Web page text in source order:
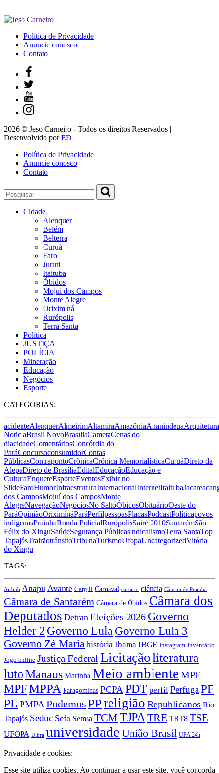
Política de Privacidade
Anuncie conosco
Contato
2026 © Jeso Carneiro - Todos os direitos Reservados |
Desenvolvido porED
Política de Privacidade
Anuncie conosco
Contato
Cidade
Alenquer
Belém
Belterra
Curuá
Faro
Juruti
Itaituba
Óbidos
Mojuí dos Campos
Monte Alegre
Oriximiná
Rurópolis
Terra Santa
Política
JUSTIÇA
POLÍCIA
Mineração
Educação
Negócios
Esporte
CATEGORIAS:
acidenteAlenquerAlmeirimAltamiraAmazôniaAnanindeuaArquitetura
NotíciaBrasil NovoBrasíliaCametáCenas do
diacidadeComentáriosConcórdia do
ParáConcursoconsumidorContas
PúblicasContrapontoCrônicaCrônica MemorialísticaCuruáDireto da
AlepaDireto de BrasíliaEditalEducaçãoEducação e
CulturaEnqueteEsporteEventosExibir no
SlideFaroHumorInfraestruturaInternacionalInternetItaituba
dos CamposMojuí dos CamposMonte
AlegreNavegaçãoNegóciosNo SaltoÓbidosObituárioOeste do
ParáOpiniãoOriximináParáPerfilpessoasPlacasPodcastPolíticapovos
indígenasPrainhaRonda PolicialRurópolisSairé 2010SantarémSão
Félix do XinguSaúdeSegurança PúblicasindicalismoTerra SantaTop
TapajósTrairãotrânsitoTribunaTurismoUfopaUncategorizedVitória
do Xingu
TAGS:
Airbnb Anapu Avante Cargill Carnaval cartório ciência Câmara de Prainha
Câmara de Santarém Câmara de Óbidos Câmara dos
Deputados Detran Eleições 2026 Governo
Helder 2 Governo Lula Governo Lula 3
Governo Zé Maria história Ibama IBGE Instagram Inventário
Jogo online Justiça FederalLicitaçãoliteratura
lutoManaus Marinha Meio ambiente MPE
MPFMPPA Paragominas PCPA PDT perfil PerfugaPF
PL PMPA Podemos PPreligião Republicanos Rio
Tapajós Seduc Sefa Semsa TCM TJPA TRE TRT8 TSE
UFOPA Ulbra universidade União Brasil UPA 24h
Privacidade e cookies:
Esse site utiliza cookies. Ao continuar a usar este site, você concorda